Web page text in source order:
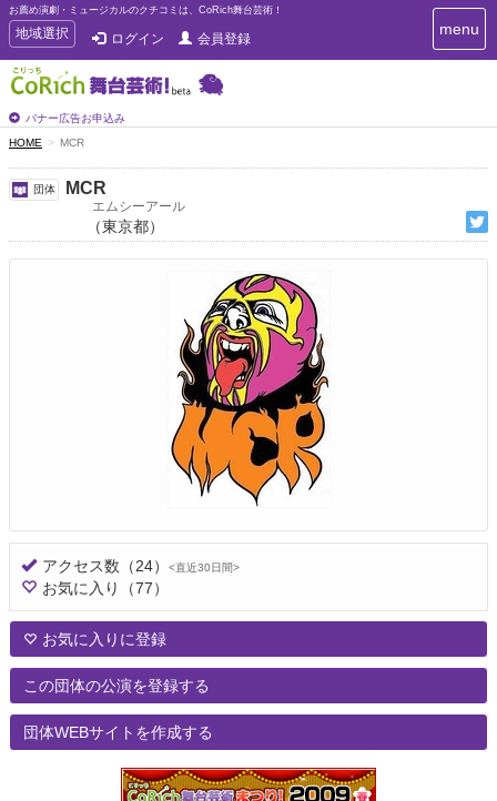
お薦め演劇・ミュージカルのクチコミは、CoRich舞台芸術！
T
o
g
g
e
n
a
v
i
a
t
地域選択 ログイン 会員登録
バナー広告お申込み
T
o
menu
HOME MCR
団体 MCR
エムシーアール
（東京都）
アクセス数 （24） <直近30日間>
お気に入り （77）
お気に入りに登録
この団体の公演を登録する
団体WEBサイトを作成する